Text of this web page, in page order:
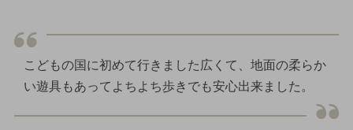
こどもの国に初めて行きました広くて、地面の柔らか
い遊具もあってよちよち歩きでも安心出来ました。